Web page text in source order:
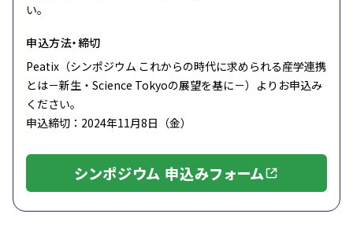
い。
申込方法・締切
Peatix（シンポジウム これからの時代に求められる産学連携
とは－新生・Science Tokyoの展望を基に－）よりお申込み
ください。
申込締切：2024年11月8日（金）
シンポジウム 申込みフォーム